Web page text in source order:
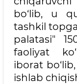
bo‘lib, u
tashkil
palatasi"
faoliyat
iborat
ishlab